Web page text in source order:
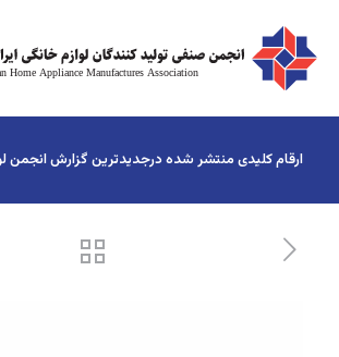
ارقام کلیدی منتشر شده درجدیدترین گزارش انجمن